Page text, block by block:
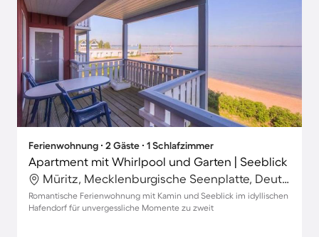
Ferienwohnung ∙ 2 Gäste ∙ 1 Schlafzimmer
Apartment mit Whirlpool und Garten | Seeblick
Müritz, Mecklenburgische Seenplatte, Deutschland
Romantische Ferienwohnung mit Kamin und Seeblick im idyllischen
Hafendorf für unvergessliche Momente zu zweit